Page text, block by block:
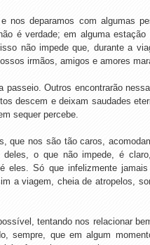
nos deparamos com algumas
é verdade; em alguma
não impede que, durante a
irmãos, amigos e amores
passeio. Outros encontrarão
descem e deixam saudades
sequer percebe.
que nos são tão caros,
o que não impede, é
eles. Só que infelizmente
a viagem, cheia de atropelos,
tentando nos relacionar
sempre, que em algum